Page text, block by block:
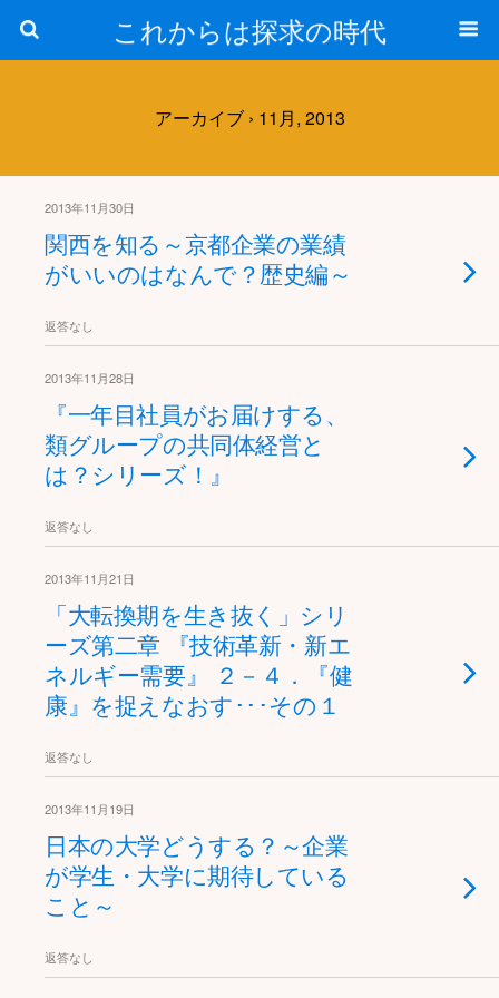
これからは探求の時代
アーカイブ › 11月, 2013
2013年11月30日
関西を知る～京都企業の業績
がいいのはなんで？歴史編～
返答なし
2013年11月28日
『一年目社員がお届けする、
類グループの共同体経営と
は？シリーズ！』
返答なし
2013年11月21日
「大転換期を生き抜く」シリ
ーズ第二章 『技術革新・新エ
ネルギー需要』 ２－４．『健
康』を捉えなおす･･･その１
返答なし
2013年11月19日
日本の大学どうする？～企業
が学生・大学に期待している
こと～
返答なし